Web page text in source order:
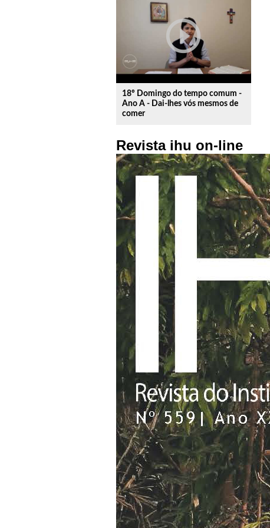
play_circle_outline
18º Domingo do tempo comum -
Ano A - Dai-lhes vós mesmos de
comer
Revista ihu on-line